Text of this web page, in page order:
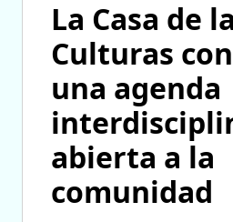
La Casa de
Culturas
una agenda
abierta a la
comunidad